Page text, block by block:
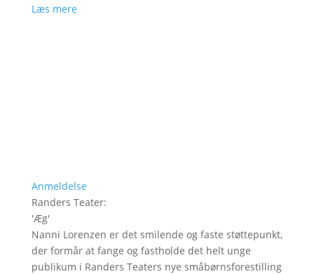
Læs mere
Anmeldelse
Randers Teater:
'Æg'
Nanni Lorenzen er det smilende og faste støttepunkt,
der formår at fange og fastholde det helt unge
publikum i Randers Teaters nye småbørnsforestilling